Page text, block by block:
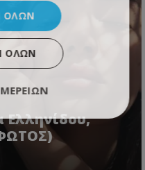
Ελληνίδου,
ΌΛΩΝ
ΌΛΩΝ